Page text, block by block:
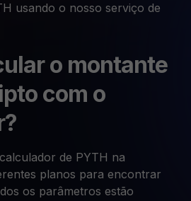
usando o nosso serviço de
o montante
com o
de PYTH na
planos para encontrar
os parâmetros estão